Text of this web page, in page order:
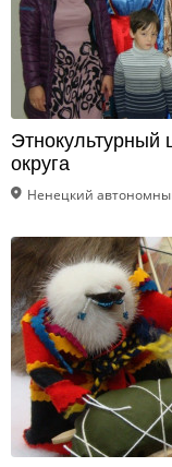
Этнокультурный
округа
Ненецкий